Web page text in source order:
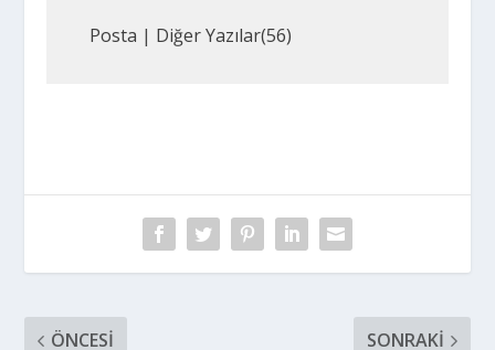
Posta | Diğer Yazılar(56)
ÖNCESI SONRAKI